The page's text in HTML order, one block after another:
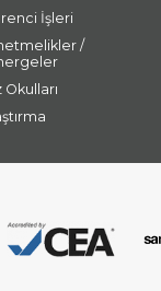
İşleri
/
Okulları